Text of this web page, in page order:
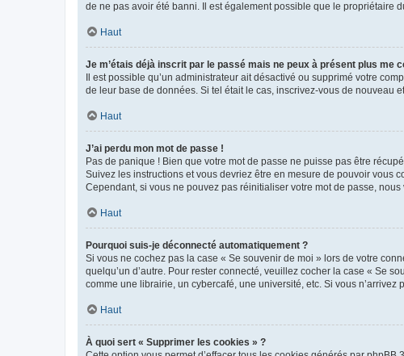
de ne pas avoir été banni. Il est également possible que le propriétaire
Haut
Je m’étais déjà inscrit par le passé mais ne peux à présent plus me
Il est possible qu’un administrateur ait désactivé ou supprimé votre
de leur base de données. Si tel était le cas, inscrivez-vous de nouveau
Haut
J’ai perdu mon mot de passe !
Pas de panique ! Bien que votre mot de passe ne puisse pas être
Suivez les instructions et vous devriez être en mesure de pouvoir vous
Cependant, si vous ne pouvez pas réinitialiser votre mot de passe,
Haut
Pourquoi suis-je déconnecté automatiquement ?
Si vous ne cochez pas la case « Se souvenir de moi » lors de votre
quelqu’un d’autre. Pour rester connecté, veuillez cocher la case « Se
comme une librairie, un cybercafé, une université, etc. Si vous
Haut
À quoi sert « Supprimer les cookies » ?